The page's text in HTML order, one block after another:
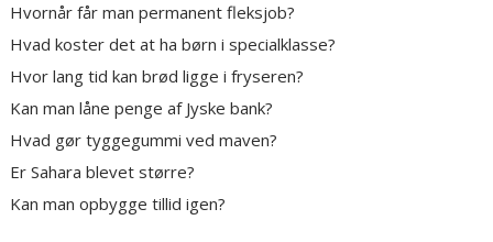
Hvornår får man permanent fleksjob?
Hvad koster det at ha børn i specialklasse?
Hvor lang tid kan brød ligge i fryseren?
Kan man låne penge af Jyske bank?
Hvad gør tyggegummi ved maven?
Er Sahara blevet større?
Kan man opbygge tillid igen?